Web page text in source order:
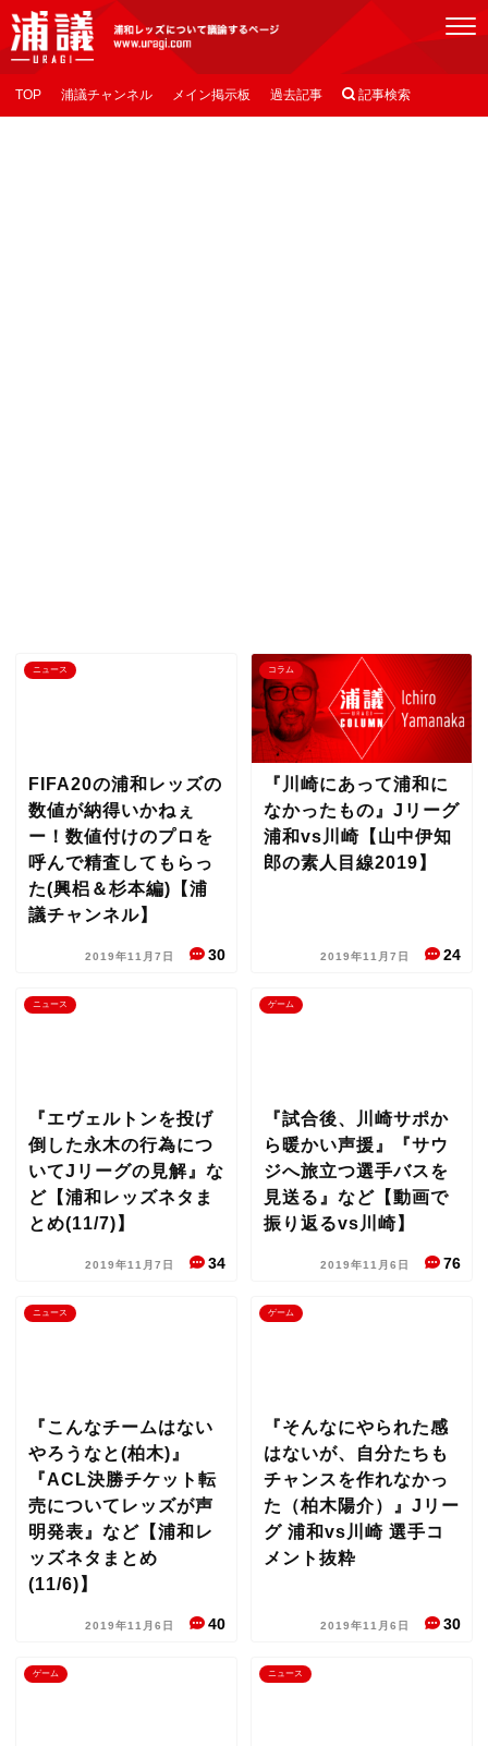
[浦議]浦和レッズについて議論するページ
TOP 浦議チャンネル メイン掲示板 過去記事  記事検索
ニュース
FIFA20の浦和レッズの
数値が納得いかねぇ
ー！数値付けのプロを
呼んで精査してもらっ
た(興梠＆杉本編)【浦
議チャンネル】
2019年11月7日 30
コラム
『川崎にあって浦和に
なかったもの』Jリーグ
浦和vs川崎【山中伊知
郎の素人目線2019】
2019年11月7日 24
ニュース
『エヴェルトンを投げ
倒した永木の行為につ
いてJリーグの見解』な
ど【浦和レッズネタま
とめ(11/7)】
2019年11月7日 34
ゲーム
『試合後、川崎サポか
ら暖かい声援』『サウ
ジへ旅立つ選手バスを
見送る』など【動画で
振り返るvs川崎】
2019年11月6日 76
ニュース
『こんなチームはない
やろうなと(柏木)』
『ACL決勝チケット転
売についてレッズが声
明発表』など【浦和レ
ッズネタまとめ
(11/6)】
2019年11月6日 40
ゲーム
『そんなにやられた感
はないが、自分たちも
チャンスを作れなかっ
た（柏木陽介）』Jリー
グ 浦和vs川崎 選手コ
メント抜粋
2019年11月6日 30
ゲーム ニュース